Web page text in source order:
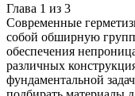
Глава 1 из 3
Современные
собой обширную
обеспечения
различных
фундаментальной